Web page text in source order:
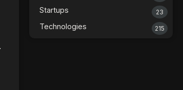
Startups 23
Technologies 215